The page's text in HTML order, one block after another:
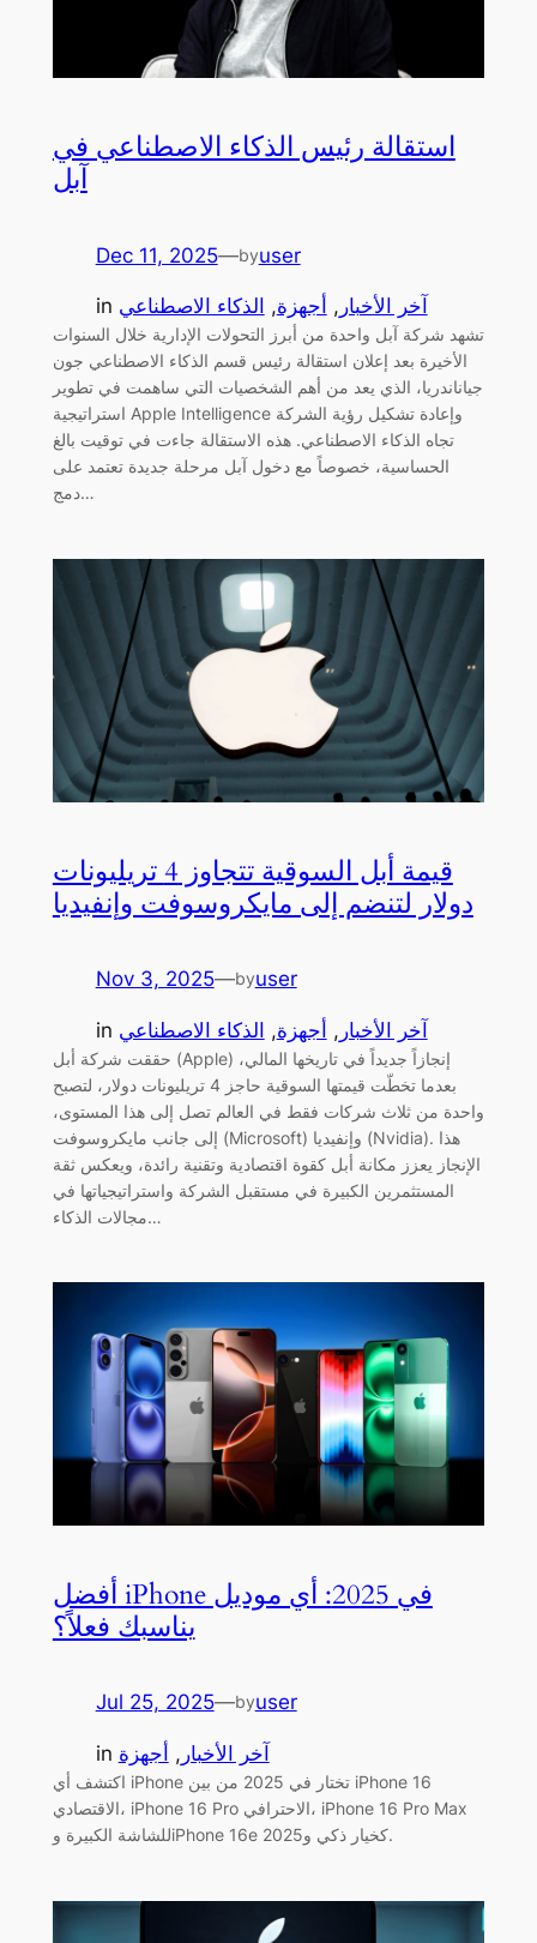
استقالة رئيس الذكاء الاصطناعي في
آبل
Dec 11, 2025—byuser
in آخر الأخبار , أجهزة, الذكاء الاصطناعي
تشهد شركة آبل واحدة من أبرز التحولات الإدارية خلال السنوات
الأخيرة بعد إعلان استقالة رئيس قسم الذكاء الاصطناعي جون
جياناندريا، الذي يعد من أهم الشخصيات التي ساهمت في تطوير
استراتيجية Apple Intelligence وإعادة تشكيل رؤية الشركة
تجاه الذكاء الاصطناعي. هذه الاستقالة جاءت في توقيت بالغ
الحساسية، خصوصاً مع دخول آبل مرحلة جديدة تعتمد على
دمج…
قيمة أبل السوقية تتجاوز 4 تريليونات
دولار لتنضم إلى مايكروسوفت وإنفيديا
Nov 3, 2025—byuser
in آخر الأخبار , أجهزة, الذكاء الاصطناعي
حققت شركة أبل (Apple) إنجازاً جديداً في تاريخها المالي،
بعدما تخطّت قيمتها السوقية حاجز 4 تريليونات دولار، لتصبح
واحدة من ثلاث شركات فقط في العالم تصل إلى هذا المستوى،
إلى جانب مايكروسوفت (Microsoft) وإنفيديا (Nvidia). هذا
الإنجاز يعزز مكانة أبل كقوة اقتصادية وتقنية رائدة، ويعكس ثقة
المستثمرين الكبيرة في مستقبل الشركة واستراتيجياتها في
مجالات الذكاء…
أفضل iPhone في 2025: أي موديل
يناسبك فعلاً؟
Jul 25, 2025—byuser
in آخر الأخبار , أجهزة
اكتشف أي iPhone تختار في 2025 من بين iPhone 16
الاقتصادي، iPhone 16 Pro الاحترافي، iPhone 16 Pro Max
للشاشة الكبيرة وiPhone 16e كخيار ذكي و2025.